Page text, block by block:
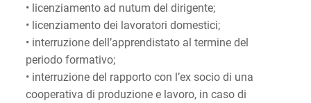
• licenziamento ad nutum del dirigente;
• licenziamento dei lavoratori domestici;
• interruzione dell’apprendistato al termine del
periodo formativo;
• interruzione del rapporto con l’ex socio di una
cooperativa di produzione e lavoro, in caso di